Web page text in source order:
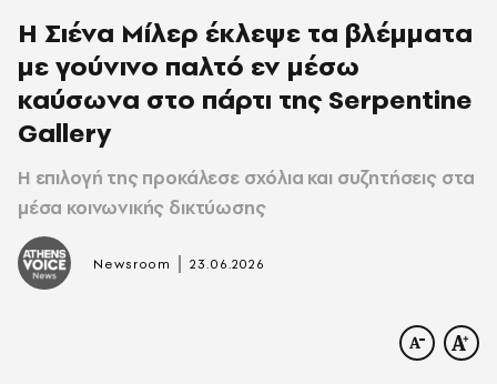
Η Σιένα Μίλερ έκλεψε τα βλέμματα
με γούνινο παλτό εν μέσω
καύσωνα στο πάρτι της Serpentine
Gallery
Η επιλογή της προκάλεσε σχόλια και συζητήσεις στα
μέσα κοινωνικής δικτύωσης
Newsroom |23.06.2026